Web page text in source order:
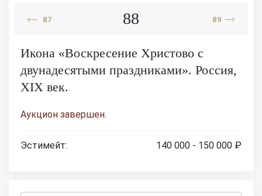
87 88 89
Икона «Воскресение Христово с
двунадесятыми праздниками». Россия,
XIX век.
Аукцион завершен.
Эстимейт: 140 000 - 150 000 ₽